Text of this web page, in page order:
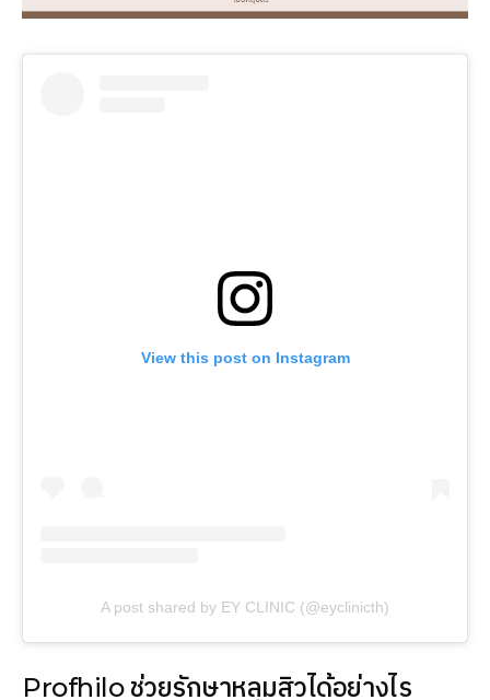
View this post on Instagram
A post shared by EY CLINIC (@eyclinicth)
Profhilo ช่วยรักษาหลุมสิวได้อย่างไร